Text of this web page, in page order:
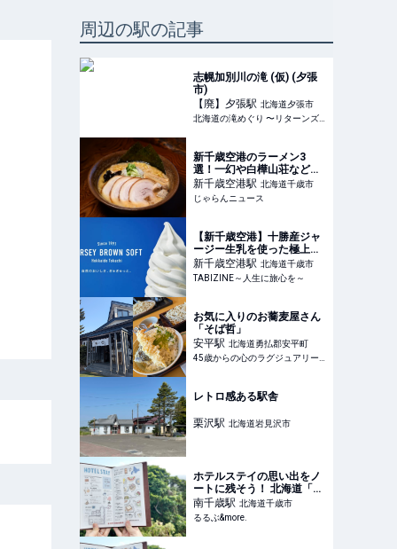
周辺の駅の記事
志幌加別川の滝 (仮) (夕張
市)
【廃】夕張駅 北海道夕張市
北海道の滝めぐり 〜リターンズ〜
新千歳空港のラーメン3
選！一幻や白樺山荘など紹
介＜北海道・2026＞ ｜じ
ゃらんニュース
新千歳空港駅 北海道千歳市
じゃらんニュース
【新千歳空港】十勝産ジャ
ージー生乳を使った極上の
ソフトクリーム「JERSEY
BROWN SOFT」リニュー
アルオープン | TABIZINE～
新千歳空港駅 北海道千歳市
TABIZINE～人生に旅心を～
お気に入りのお蕎麦屋さん
「そば哲」
安平駅 北海道勇払郡安平町
45歳からの心のラグジュアリーメディア
レトロ感ある駅舎
栗沢駅 北海道岩見沢市
ホテルステイの思い出をノ
ートに残そう！ 北海道「雨
ノ日と夕やけ」へ
【mini_minorの旅ノートレ
ッスンvol.8】｜るるぶ
南千歳駅 北海道千歳市
るるぶ&more.